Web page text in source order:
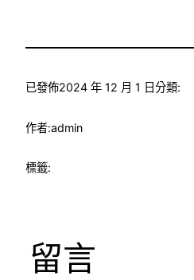
已發佈2024 年 12 月 1 日分類:
作者:admin
標籤:
留言